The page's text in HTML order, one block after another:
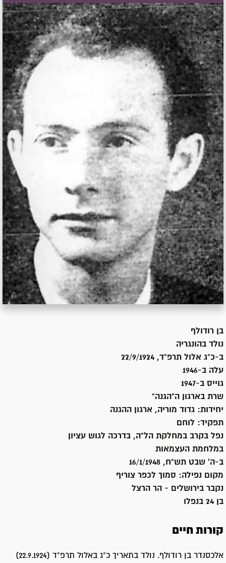
בן רודולף
נולד בהונגריה
ב-כ"ג אלול תרפ"ד, 22/9/1924
עלה ב-1946
גוייס ב-1947
שרת בארגון ה"הגנה"
יחידות: גדוד מוריה, ארגון ההגנה
תפקיד: לוחם
נפל בקרב במחלקת הל"ה, בדרכה לגוש עציון
במלחמת העצמאות
ב-ה' שבט תש"ח, 16/1/1948
מקום נפילה: סמוך לכפר צוריף
נקבר בירושלים - הר הרצל
בן 24 בנפלו
קורות חיים
אלכסנדר בן רודולף. נולד בתאריך כ"ג באלול תרפ"ד (22.9.1924)